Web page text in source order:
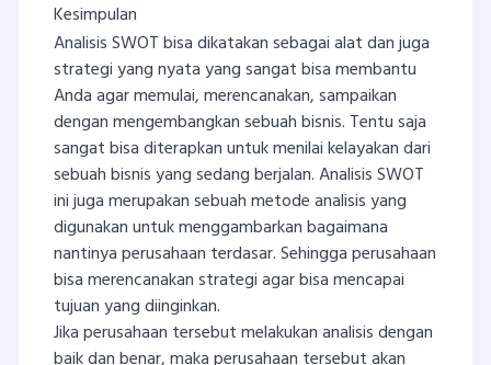
Kesimpulan
Analisis SWOT bisa dikatakan sebagai alat dan juga
strategi yang nyata yang sangat bisa membantu
Anda agar memulai, merencanakan, sampaikan
dengan mengembangkan sebuah bisnis. Tentu saja
sangat bisa diterapkan untuk menilai kelayakan dari
sebuah bisnis yang sedang berjalan. Analisis SWOT
ini juga merupakan sebuah metode analisis yang
digunakan untuk menggambarkan bagaimana
nantinya perusahaan terdasar. Sehingga perusahaan
bisa merencanakan strategi agar bisa mencapai
tujuan yang diinginkan.
Jika perusahaan tersebut melakukan analisis dengan